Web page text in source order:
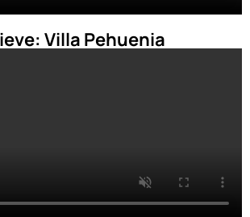
Villa Pehuenia